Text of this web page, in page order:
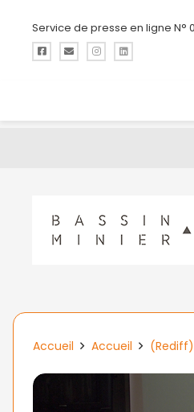
Service de presse en ligne N°
Accueil Accueil